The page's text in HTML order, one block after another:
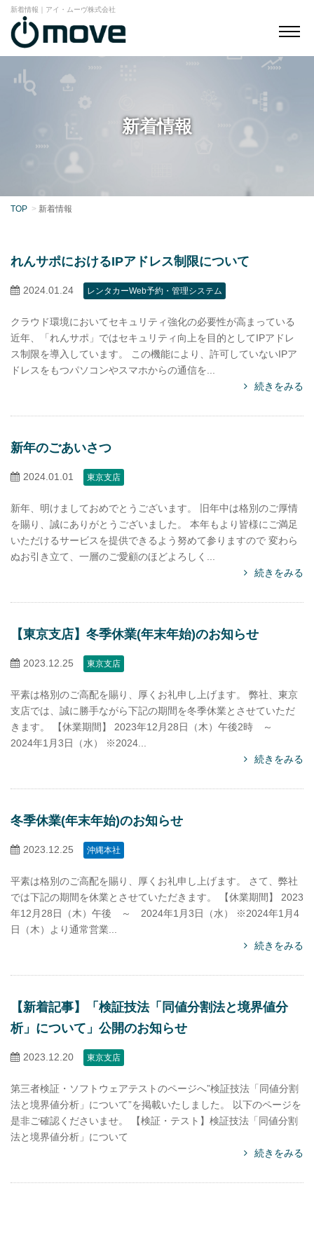
新着情報｜アイ・ムーヴ株式会社
新着情報
TOP 新着情報
れんサポにおけるIPアドレス制限について
2024.01.24 レンタカーWeb予約・管理システム
クラウド環境においてセキュリティ強化の必要性が高まっている
近年、「れんサポ」ではセキュリティ向上を目的としてIPアドレ
ス制限を導入しています。 この機能により、許可していないIPア
ドレスをもつパソコンやスマホからの通信を...
続きをみる
新年のごあいさつ
2024.01.01 東京支店
新年、明けましておめでとうございます。 旧年中は格別のご厚情
を賜り、誠にありがとうございました。 本年もより皆様にご満足
いただけるサービスを提供できるよう努めて参りますので 変わら
ぬお引き立て、一層のご愛顧のほどよろしく...
続きをみる
【東京支店】冬季休業(年末年始)のお知らせ
2023.12.25 東京支店
平素は格別のご高配を賜り、厚くお礼申し上げます。 弊社、東京
支店では、誠に勝手ながら下記の期間を冬季休業とさせていただ
きます。 【休業期間】 2023年12月28日（木）午後2時 ～
2024年1月3日（水） ※2024...
続きをみる
冬季休業(年末年始)のお知らせ
2023.12.25 沖縄本社
平素は格別のご高配を賜り、厚くお礼申し上げます。 さて、弊社
では下記の期間を休業とさせていただきます。 【休業期間】 2023
年12月28日（木）午後 ～ 2024年1月3日（水） ※2024年1月4
日（木）より通常営業...
続きをみる
【新着記事】「検証技法「同値分割法と境界値分
析」について」公開のお知らせ
2023.12.20 東京支店
第三者検証・ソフトウェアテストのページへ”検証技法「同値分割
法と境界値分析」について”を掲載いたしました。 以下のページを
是非ご確認くださいませ。 【検証・テスト】検証技法「同値分割
法と境界値分析」について
続きをみる